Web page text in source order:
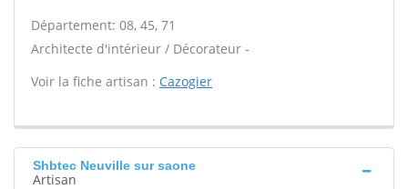
Département: 08, 45, 71
Architecte d'intérieur / Décorateur -
Voir la fiche artisan : Cazogier
Shbtec Neuville sur saone
Artisan